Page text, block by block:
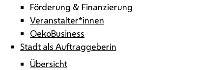
Förderung & Finanzierung
Veranstalter*innen
OekoBusiness
Stadt als Auftraggeberin
Übersicht